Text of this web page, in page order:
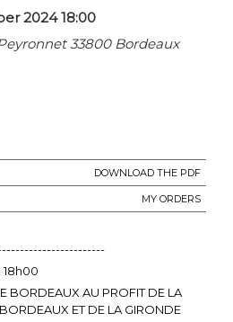
2024 18:00
33800 Bordeaux
DOWNLOAD THE PDF
MY ORDERS
18h00
BORDEAUX AU PROFIT DE LA
ET DE LA GIRONDE